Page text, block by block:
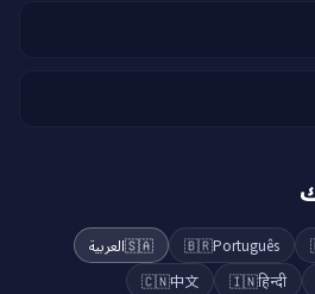
🇧🇷Português
🇸🇦العربية
🇮🇳हिन्दी
🇨🇳中文